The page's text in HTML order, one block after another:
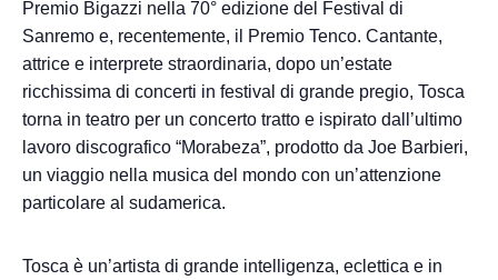
Premio Bigazzi nella 70° edizione del Festival di
Sanremo e, recentemente, il Premio Tenco. Cantante,
attrice e interprete straordinaria, dopo un’estate
ricchissima di concerti in festival di grande pregio, Tosca
torna in teatro per un concerto tratto e ispirato dall’ultimo
lavoro discografico “Morabeza”, prodotto da Joe Barbieri,
un viaggio nella musica del mondo con un’attenzione
particolare al sudamerica.
Tosca è un’artista di grande intelligenza, eclettica e in